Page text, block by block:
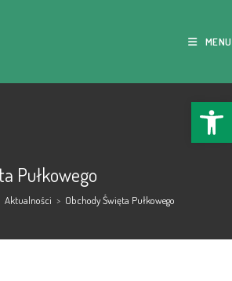
MENU
Pułkowego
Aktualności > Obchody Święta Pułkowego